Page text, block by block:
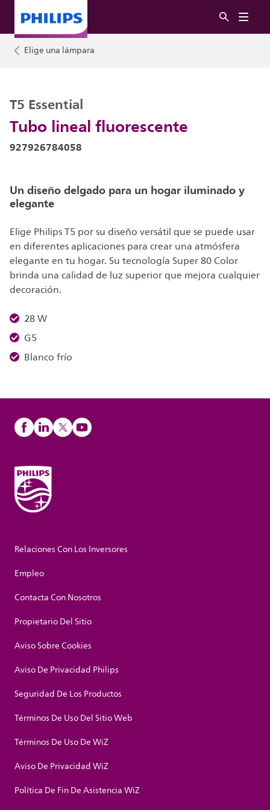
Elige una lámpara
Tubo lineal fluorescente
T5 Essential
927926784058
Un diseño delgado para un hogar iluminado y
elegante
Elige Philips T5 por su diseño versátil que se puede usar
en diferentes aplicaciones para crear una atmósfera
elegante en tu hogar. Su tecnología Super 80 Color
brinda una calidad de luz superior que mejora cualquier
decoración.
28 W
G5
Blanco frío
Relaciones Con Los Inversores
Empleo
Contacta Con Nosotros
Propietario Del Sitio
Aviso Sobre Cookies
Aviso De Privacidad Philips
Seguridad De Los Productos
Términos De Uso Del Sitio Web
Términos De Uso De WiZ
Aviso De Privacidad WiZ
Política De Fin De Asistencia WiZ